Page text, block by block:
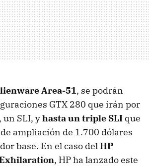
Area-51, se podrán
GTX 280 que irán por
un SLI, yhasta un triple SLI que
ampliación de 1.700 dólares
base. En el caso delHP
, HP ha lanzado este